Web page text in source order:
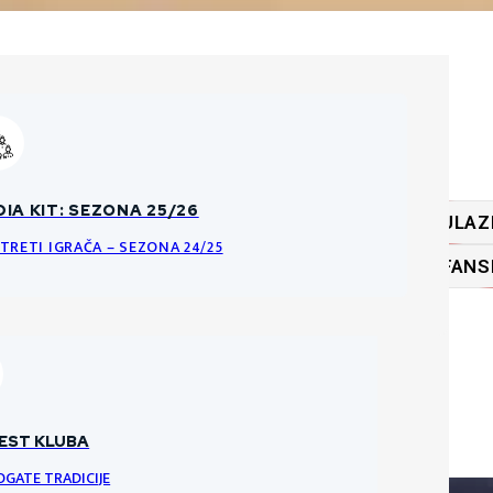
DATOTEKE
KLUBA
TRADICIJE
PRAVILA O PRODAJI ULAZNICA
I PRAVILA ULAZNICA ZA HNK GORICU
KIT: SEZONA 25/26
IGRAČA – SEZONA 24/25